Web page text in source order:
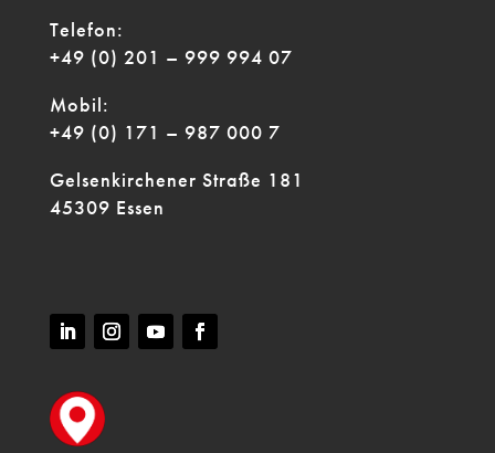
Telefon:
+49 (0) 201 – 999 994 07
Mobil:
+49 (0) 171 – 987 000 7
Gelsenkirchener Straße 181
45309 Essen